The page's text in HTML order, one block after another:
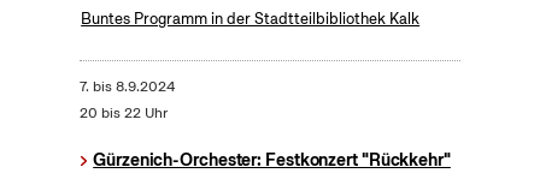
Buntes Programm in der Stadtteilbibliothek Kalk
7. bis8.9.2024
20 bis 22 Uhr
Gürzenich-Orchester: Festkonzert "Rückkehr"